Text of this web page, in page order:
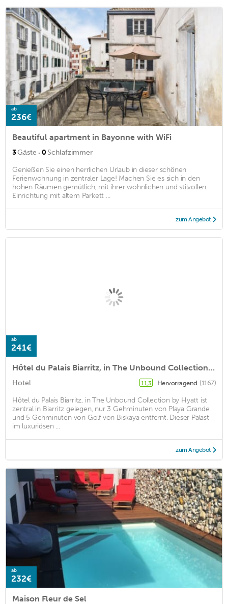
ab
236€
Beautiful apartment in Bayonne with WiFi
3Gäste · 0 Schlafzimmer
Genießen Sie einen herrlichen Urlaub in dieser schönen
Ferienwohnung in zentraler Lage! Machen Sie es sich in den
hohen Räumen gemütlich, mit ihrer wohnlichen und stilvollen
Einrichtung mit altem Parkett ...
zum Angebot
ab
241€
Hôtel du Palais Biarritz, in The Unbound Collection by Hyatt
Hotel 11,3 Hervorragend (1167)
Hôtel du Palais Biarritz, in The Unbound Collection by Hyatt ist
zentral in Biarritz gelegen, nur 3 Gehminuten von Playa Grande
und 5 Gehminuten von Golf von Biskaya entfernt. Dieser Palast
im luxuriösen ...
zum Angebot
ab
232€
Maison Fleur de Sel